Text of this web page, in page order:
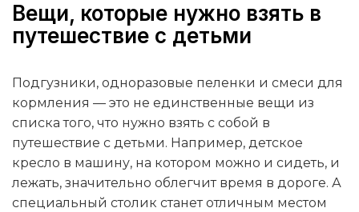
Вещи, которые нужно взять в
путешествие с детьми
Подгузники, одноразовые пеленки и смеси для
кормления — это не единственные вещи из
списка того, что нужно взять с собой в
путешествие с детьми. Например, детское
кресло в машину, на котором можно и сидеть, и
лежать, значительно облегчит время в дороге. А
специальный столик станет отличным местом